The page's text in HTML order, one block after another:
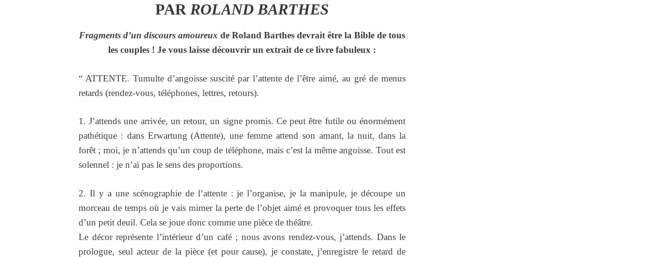
PAR ROLAND BARTHES
Fragments d’un discours amoureux de Roland Barthes devrait être la Bible de tous
les couples ! Je vous laisse découvrir un extrait de ce livre fabuleux :
“ ATTENTE. Tumulte d’angoisse suscité par l’attente de l’être aimé, au gré de menus
retards (rendez-vous, téléphones, lettres, retours).
1. J’attends une arrivée, un retour, un signe promis. Ce peut être futile ou énormément
pathétique : dans Erwartung (Attente), une femme attend son amant, la nuit, dans la
forêt ; moi, je n’attends qu’un coup de téléphone, mais c’est la même angoisse. Tout est
solennel : je n’ai pas le sens des proportions.
2. Il y a une scénographie de l’attente : je l’organise, je la manipule, je découpe un
morceau de temps où je vais mimer la perte de l’objet aimé et provoquer tous les effets
d’un petit deuil. Cela se joue donc comme une pièce de théâtre.
Le décor représente l’intérieur d’un café ; nous avons rendez-vous, j’attends. Dans le
prologue, seul acteur de la pièce (et pour cause), je constate, j’enregistre le retard de